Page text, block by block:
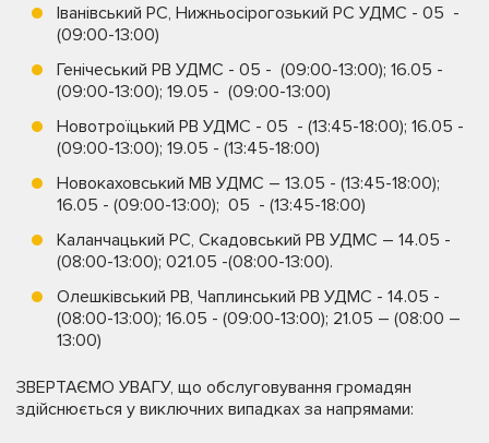
Іванівський РС, Нижньосірогозький РС УДМС - 05 -
(09:00-13:00)
Генічеський РВ УДМС - 05 - (09:00-13:00); 16.05 -
(09:00-13:00); 19.05 - (09:00-13:00)
Новотроїцький РВ УДМС - 05 - (13:45-18:00); 16.05 -
(09:00-13:00); 19.05 - (13:45-18:00)
Новокаховський МВ УДМС – 13.05 - (13:45-18:00);
16.05 - (09:00-13:00); 05 - (13:45-18:00)
Каланчацький РС, Скадовський РВ УДМС – 14.05 -
(08:00-13:00); 021.05 -(08:00-13:00).
Олешківський РВ, Чаплинський РВ УДМС - 14.05 -
(08:00-13:00); 16.05 - (09:00-13:00); 21.05 – (08:00 –
13:00)
ЗВЕРТАЄМО УВАГУ, що обслуговування громадян
здійснюється у виключних випадках за напрямами: